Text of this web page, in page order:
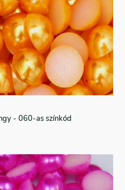
- 060-as színkód